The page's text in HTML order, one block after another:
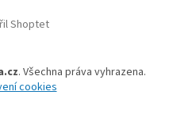
Shoptet
. Všechna práva vyhrazena.
cookies